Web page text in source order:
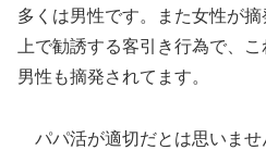
多くは男性です。また女性が
上で勧誘する客引き行為で、
男性も摘発されてます。
パパ活が適切だとは思いませ